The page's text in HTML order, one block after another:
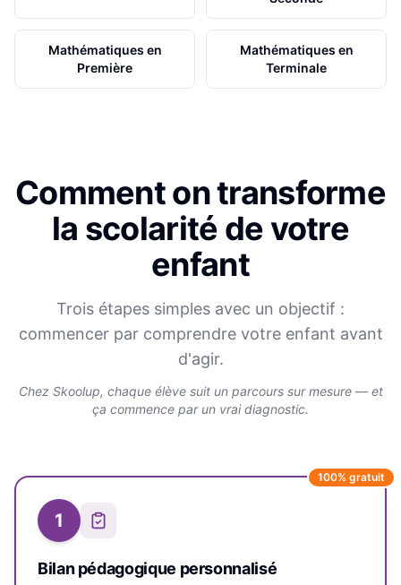
Mathématiques en
Première
Mathématiques en
Terminale
Comment on transforme
la scolarité de votre
enfant
Trois étapes simples avec un objectif :
commencer par comprendre votre enfant avant
d'agir.
Chez Skoolup, chaque élève suit un parcours sur mesure — et
ça commence par un vrai diagnostic.
100% gratuit
1
Bilan pédagogique personnalisé